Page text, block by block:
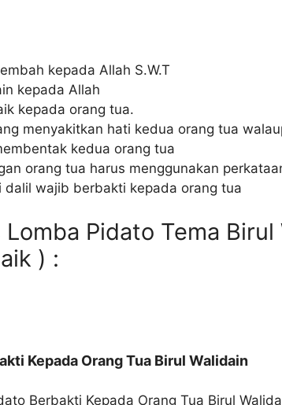
kepada Allah S.W.T
kepada Allah
kepada orang tua.
menyakitkan hati kedua orang tua
kedua orang tua
orang tua harus menggunakan
wajib berbakti kepada orang tua
Pidato Tema Birul
) :
Kepada Orang Tua Birul Walidain
Berbakti Kepada Orang Tua Birul